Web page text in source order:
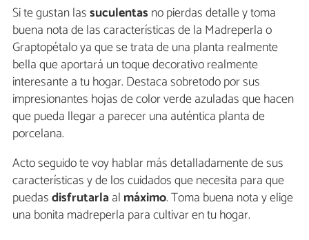
Si te gustan lassuculentas no pierdas detalle y toma
buena nota de las características de la Madreperla o
Graptopétalo ya que se trata de una planta realmente
bella que aportará un toque decorativo realmente
interesante a tu hogar. Destaca sobretodo por sus
impresionantes hojas de color verde azuladas que hacen
que pueda llegar a parecer una auténtica planta de
porcelana.
Acto seguido te voy hablar más detalladamente de sus
características y de los cuidados que necesita para que
puedasdisfrutarlaal máximo. Toma buena nota y elige
una bonita madreperla para cultivar en tu hogar.